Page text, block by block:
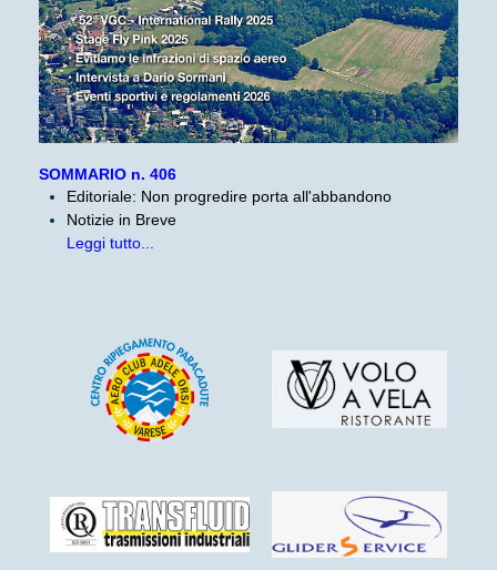
SOMMARIO n. 406
Editoriale: Non progredire porta all'abbandono
Notizie in Breve
Leggi tutto...